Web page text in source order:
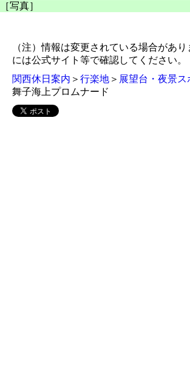
［写真］
（注）情報は変更されている場合があ
には公式サイト等で確認してください。
関西休日案内 ＞ 行楽地 ＞ 展望台・夜景ス
舞子海上プロムナード